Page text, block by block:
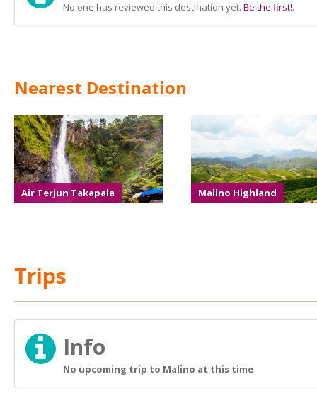
No one has reviewed this destination yet. Be the first!.
Nearest Destination
Air Terjun Takapala Malino Highland
Trips
Info
No upcoming trip to Malino at this time